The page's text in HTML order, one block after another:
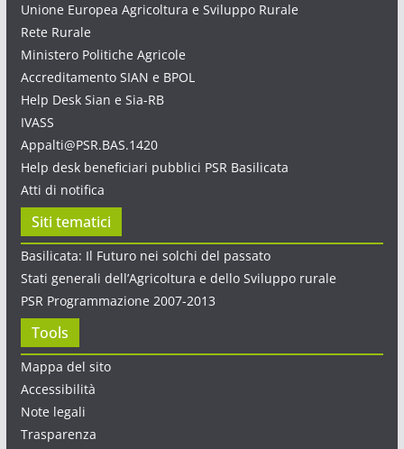
Unione Europea Agricoltura e Sviluppo Rurale
Rete Rurale
Ministero Politiche Agricole
Accreditamento SIAN e BPOL
Help Desk Sian e Sia-RB
IVASS
Appalti@PSR.BAS.1420
Help desk beneficiari pubblici PSR Basilicata
Atti di notifica
Siti tematici
Basilicata: Il Futuro nei solchi del passato
Stati generali dell’Agricoltura e dello Sviluppo rurale
PSR Programmazione 2007-2013
Tools
Mappa del sito
Accessibilità
Note legali
Trasparenza